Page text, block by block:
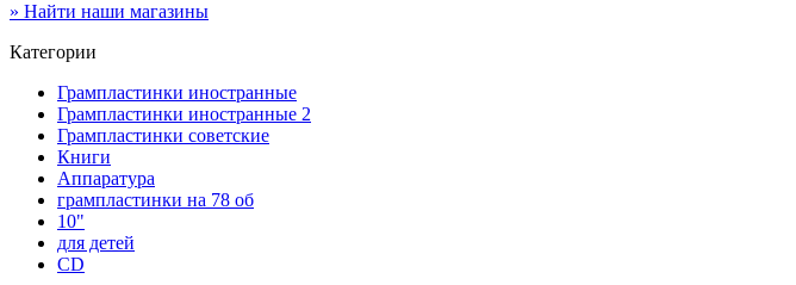
» Найти наши магазины
Категории
Грампластинки иностранные
Грампластинки иностранные 2
Грампластинки советские
Книги
Аппаратура
грампластинки на 78 об
10"
для детей
CD